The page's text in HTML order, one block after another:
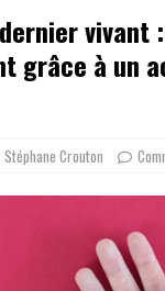
vivant
grâce à un
Stéphane Crouton